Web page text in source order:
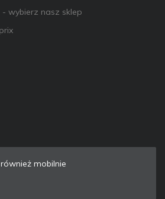
wybierz nasz sklep
mobilnie